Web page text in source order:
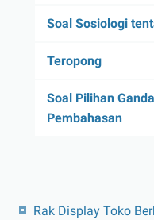
Soal Sosiologi
Teropong
Soal Pilihan
Pembahasan
Rak Display Toko